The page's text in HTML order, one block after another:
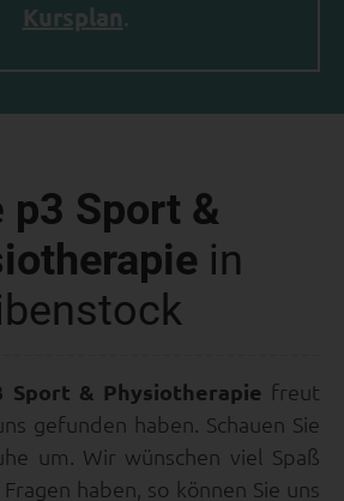
Kursplan.
p3 Sport &
in
Sport & Physiotherapie freut
gefunden haben. Schauen Sie
um. Wir wünschen viel Spaß
haben, so können Sie uns